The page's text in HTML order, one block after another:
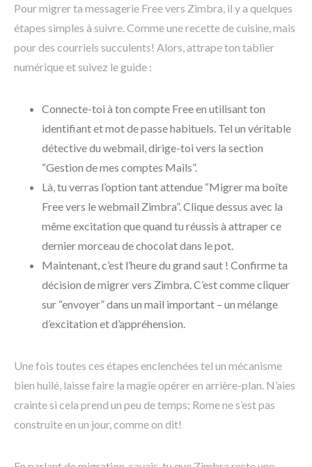
Pour migrer ta messagerie Free vers Zimbra, il y a quelques
étapes simples à suivre. Comme une recette de cuisine, mais
pour des courriels succulents! Alors, attrape ton tablier
numérique et suivez le guide :
Connecte-toi à ton compte Free en utilisant ton
identifiant et mot de passe habituels. Tel un véritable
détective du webmail, dirige-toi vers la section
“Gestion de mes comptes Mails”.
Là, tu verras l’option tant attendue “Migrer ma boîte
Free vers le webmail Zimbra”. Clique dessus avec la
même excitation que quand tu réussis à attraper ce
dernier morceau de chocolat dans le pot.
Maintenant, c’est l’heure du grand saut ! Confirme ta
décision de migrer vers Zimbra. C’est comme cliquer
sur “envoyer” dans un mail important – un mélange
d’excitation et d’appréhension.
Une fois toutes ces étapes enclenchées tel un mécanisme
bien huilé, laisse faire la magie opérer en arrière-plan. N’aies
crainte si cela prend un peu de temps; Rome ne s’est pas
construite en un jour, comme on dit!